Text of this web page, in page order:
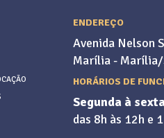
ENDEREÇO
Avenida Nelson
Marília - Marília/
HORÁRIOS DE
Segunda à
das 8h às 12h e